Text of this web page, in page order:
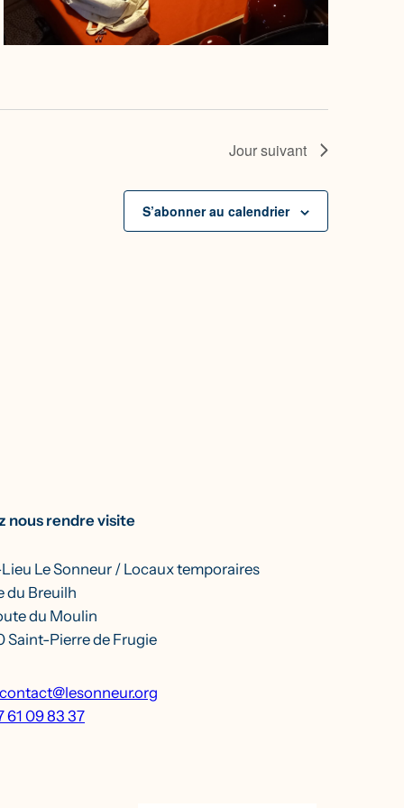
Jour suivant
S’abonner au calendrier
nous rendre visite
Le Sonneur / Locaux temporaires
du Breuilh
du Moulin
Saint-Pierre de Frugie
contact@lesonneur.org
61 09 83 37